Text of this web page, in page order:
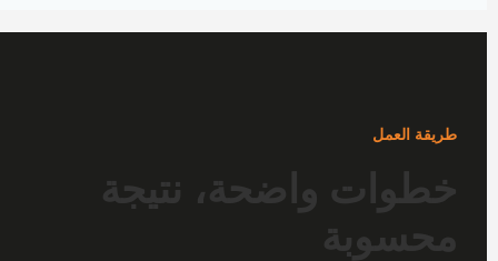
طريقة العمل
خطوات واضحة، نتيجة
محسوبة